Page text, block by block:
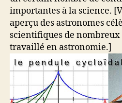
importantes à la science.
aperçu des astronomes
scientifiques de
travaillé en astronomie.]